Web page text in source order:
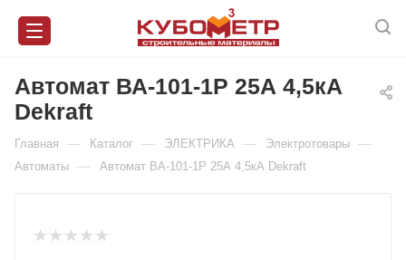
Автомат ВА-101-1Р 25А 4,5кА
Dekraft
Главная — Каталог — ЭЛЕКТРИКА — Электротовары —
Автоматы — Автомат ВА-101-1Р 25А 4,5кА Dekraft